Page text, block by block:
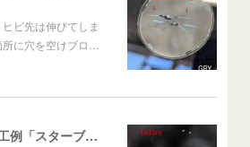
ビ先は伸びてしま
に穴を空けブロ…
飛び石ひび 割れ施工例「スターブレイク系」 フリード